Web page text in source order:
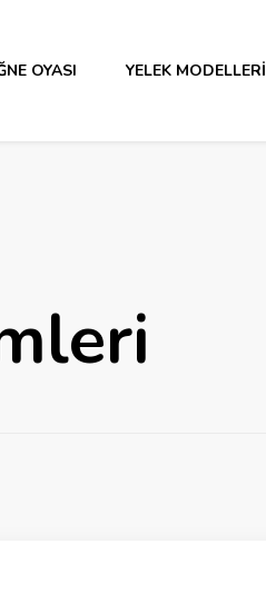
OYASI YELEK MODELLERI